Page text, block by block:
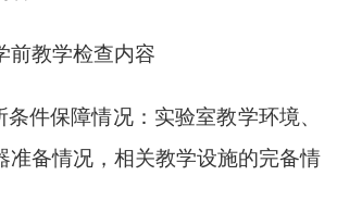
前教学检查内容
条件保障情况：实验室教学环境、
准备情况，相关教学设施的完备情